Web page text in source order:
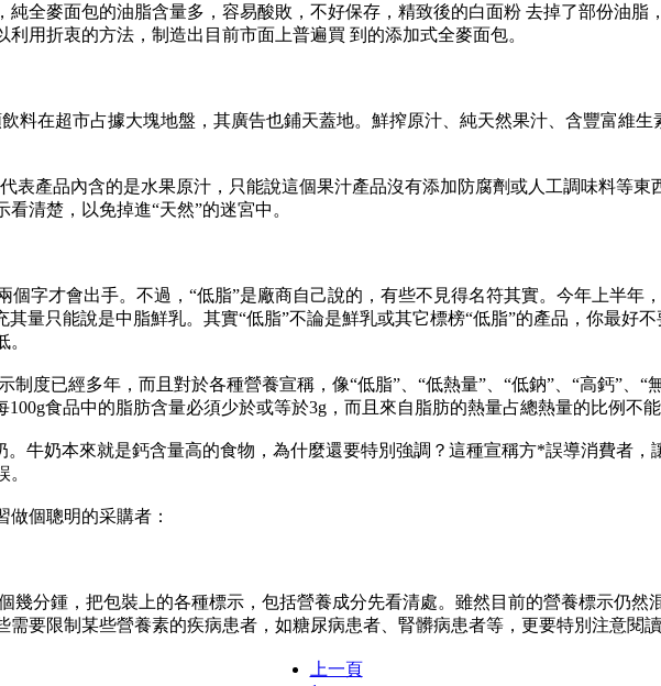
全麥面包的油脂含量多，容易酸敗，不好保存，精致後的白面粉 去掉了部份油
用折衷的方法，制造出目前市面上普遍買 到的添加式全麥面包。
在超市占據大塊地盤，其廣告也鋪天蓋地。鮮搾原汁、純天然果汁、含豐富維
產品內含的是水果原汁，只能說這個果汁產品沒有添加防腐劑或人工調味料等東
清楚，以免掉進“天然”的迷宮中。
才會出手。不過，“低脂”是廠商自己說的，有些不見得名符其實。今年上半年
其量只能說是中脂鮮乳。其實“低脂”不論是鮮乳或其它標榜“低脂”的產品，你最好
已經多年，而且對於各種營養宣稱，像“低脂”、“低熱量”、“低鈉”、“高鈣”、“
食品中的脂肪含量必須少於或等於3g，而且來自脂肪的熱量占總熱量的比例不能
奶本來就是鈣含量高的食物，為什麼還要特別強調？這種宣稱方*誤導消費者，
個聰明的采購者：
鍾，把包裝上的各種標示，包括營養成分先看清處。雖然目前的營養標示仍然
要限制某些營養素的疾病患者，如糖尿病患者、腎髒病患者等，更要特別注意閱讀
上一頁